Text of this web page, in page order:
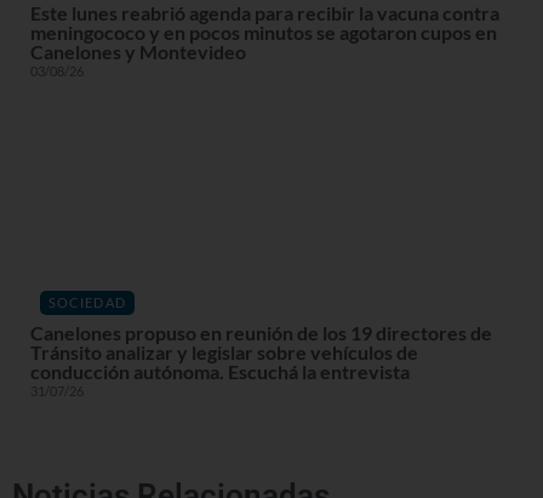
Este lunes reabrió agenda para recibir la vacuna contra
meningococo y en pocos minutos se agotaron cupos en
Canelones y Montevideo
03/08/26
SOCIEDAD
Canelones propuso en reunión de los 19 directores de
Tránsito analizar y legislar sobre vehículos de
conducción autónoma. Escuchá la entrevista
31/07/26